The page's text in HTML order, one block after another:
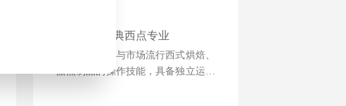
经典西点专业
掌握各类传统与市场流行西式烘焙、
甜点制品的操作技能，具备独立运营